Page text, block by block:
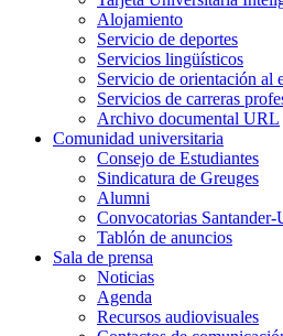
Alojamiento
Servicio de deportes
Servicios lingüísticos
Servicio de orientación al
Servicios de carreras
Archivo documental URL
Comunidad universitaria
Consejo de Estudiantes
Sindicatura de Greuges
Alumni
Convocatorias
Tablón de anuncios
Sala de prensa
Noticias
Agenda
Recursos audiovisuales